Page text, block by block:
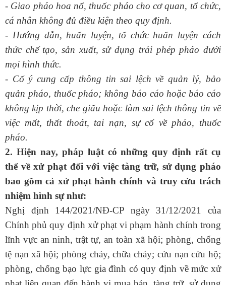
- Giao pháo hoa nổ, thuốc pháo cho cơ quan, tổ chức,
cá nhân không đủ điều kiện theo quy định.
- Hướng dẫn, huấn luyện, tổ chức huấn luyện cách
thức chế tạo, sản xuất, sử dụng trái phép pháo dưới
mọi hình thức.
- Cố ý cung cấp thông tin sai lệch về quản lý, bảo
quản pháo, thuốc pháo; không báo cáo hoặc báo cáo
không kịp thời, che giấu hoặc làm sai lệch thông tin về
việc mất, thất thoát, tai nạn, sự cố về pháo, thuốc
pháo.
2. Hiện nay, pháp luật có những quy định rất cụ
thể về xử phạt đối với việc tàng trữ, sử dụng pháo
bao gồm cả xử phạt hành chính và truy cứu trách
nhiệm hình sự như:
Nghị định 144/2021/NĐ-CP ngày 31/12/2021 của
Chính phủ quy định xử phạt vi phạm hành chính trong
lĩnh vực an ninh, trật tự, an toàn xã hội; phòng, chống
tệ nạn xã hội; phòng cháy, chữa cháy; cứu nạn cứu hộ;
phòng, chống bạo lực gia đình có quy định về mức xử